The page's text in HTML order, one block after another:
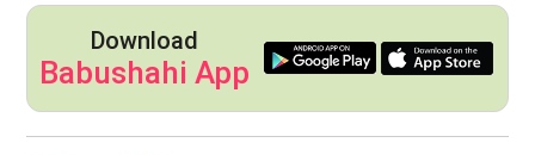
Download
Babushahi App